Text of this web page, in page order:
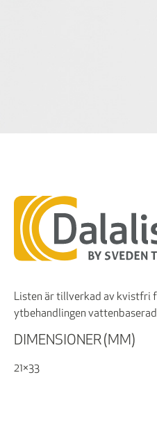
Listen är tillverkad av kvistfri
ytbehandlingen
DIMENSIONER (MM)
21×33